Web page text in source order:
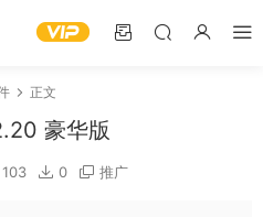
正文
豪华版
103 0 推广